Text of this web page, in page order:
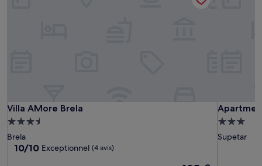
Villa AMore Brela
Villa AMore Brela
Hébergement
3.5 étoiles
Brela
10.0
10/10 Exceptionnel (4 avis)
3.0 étoiles
Supetar